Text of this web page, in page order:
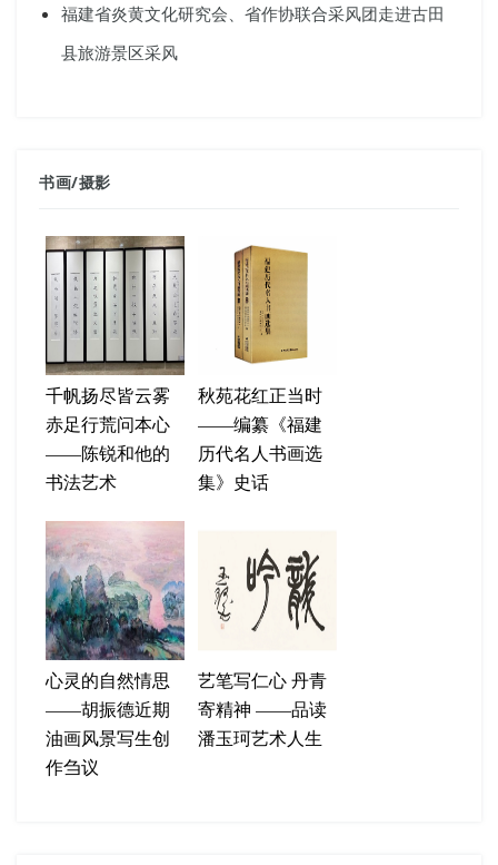
福建省炎黄文化研究会、省作协联合采风团走进古田
县旅游景区采风
书画/摄影
千帆扬尽皆云雾
赤足行荒问本心
——陈锐和他的
书法艺术
秋苑花红正当时
——编纂《福建
历代名人书画选
集》史话
心灵的自然情思
——胡振德近期
油画风景写生创
作刍议
艺笔写仁心 丹青
寄精神 ——品读
潘玉珂艺术人生